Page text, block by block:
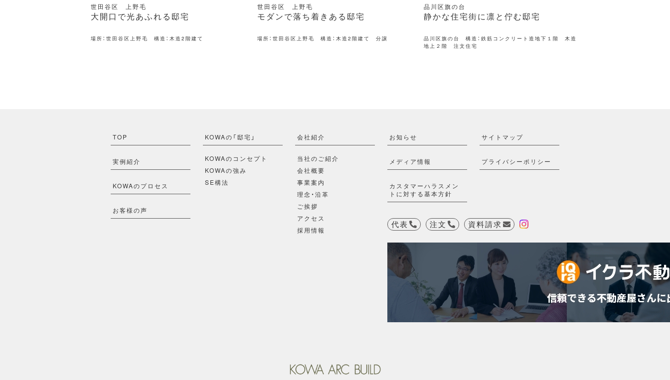
世田谷区 上野毛
大開口で光あふれる邸宅
場所：世田谷区上野毛 構造：木造2階建て
世田谷区 上野毛
モダンで落ち着きある邸宅
場所：世田谷区上野毛 構造：木造2階建て 分譲
品川区旗の台
静かな住宅街に凛と佇む邸宅
品川区旗の台 構造：鉄筋コンクリート造地下１階 木造
地上２階 注文住宅
TOP
実例紹介
KOWAのプロセス
お客様の声
KOWAの「邸宅」
KOWAのコンセプト
KOWAの強み
SE構法
会社紹介
当社のご紹介
会社概要
事業案内
理念・沿革
ご挨拶
アクセス
採用情報
お知らせ
メディア情報
カスタマーハラスメン
トに対する基本方針
代表 注文 資料請求
サイトマップ
プライバシーポリシー